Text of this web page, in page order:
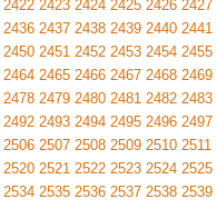
2422 2423 2424 2425 2426 2427
2436 2437 2438 2439 2440 2441
2450 2451 2452 2453 2454 2455
2464 2465 2466 2467 2468 2469
2478 2479 2480 2481 2482 2483
2492 2493 2494 2495 2496 2497
2506 2507 2508 2509 2510 2511
2520 2521 2522 2523 2524 2525
2534 2535 2536 2537 2538 2539